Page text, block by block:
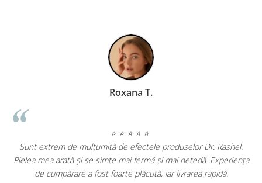
Dr. Rashel.
Experiența
rapidă.
Geanina Lungu Prezentator TV
Am încercat mai multe produse Dr. Rashel și sunt
de rezultate. Tenul meu este vizibil mai luminos și